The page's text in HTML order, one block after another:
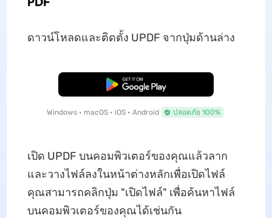
ดาวน์โหลดและติดตั้ง UPDF จากปุ่มด้านล่าง
ดาวน์โหลดฟรี
Windows • macOS • iOS • Android ปลอดภัย 100%
เปิด UPDF บนคอมพิวเตอร์ของคุณแล้วลาก
และวางไฟล์ลงในหน้าต่างหลักเพื่อเปิดไฟล์
คุณสามารถคลิกปุ่ม "เปิดไฟล์" เพื่อค้นหาไฟล์
บนคอมพิวเตอร์ของคุณได้เช่นกัน